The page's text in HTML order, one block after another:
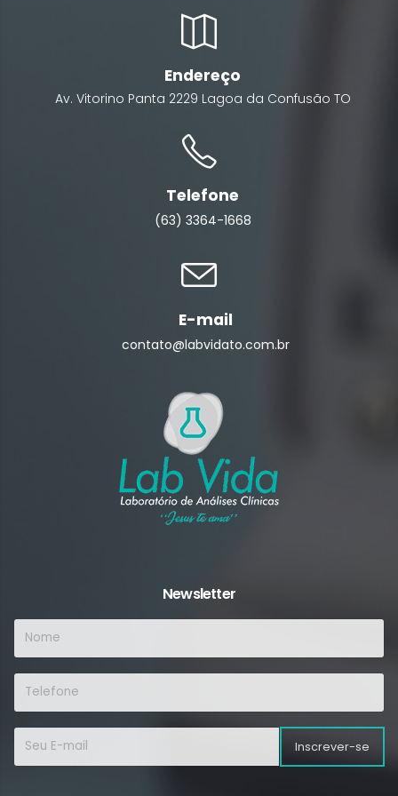
Endereço
Av. Vitorino Panta 2229 Lagoa da Confusão TO
Telefone
(63) 3364-1668
E-mail
contato@labvidato.com.br
Newsletter
Inscrever-se